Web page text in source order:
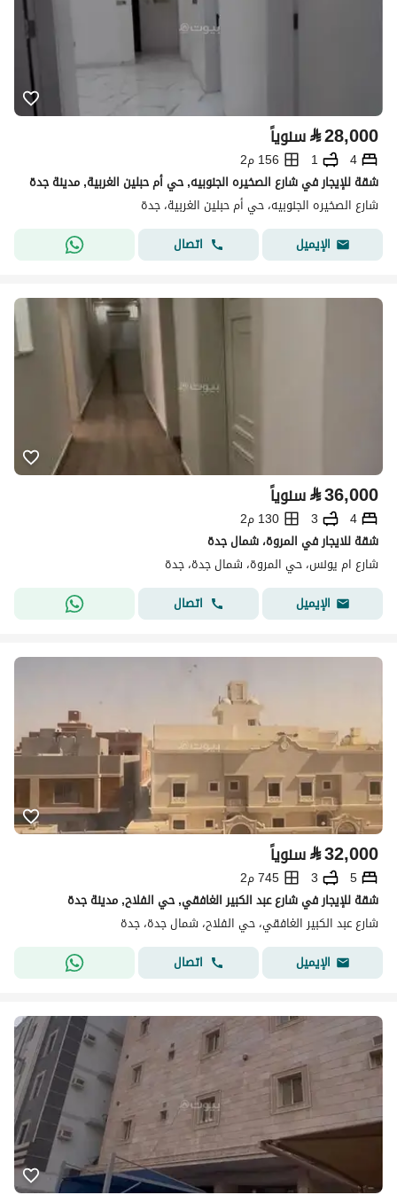
⃁28,000 سنوياً
4
1
156 م2
شقة للإيجار في شارع الصخيره الجنوبيه, حي أم حبلين الغربية, مدينة جدة
شارع الصخيره الجنوبيه، حي أم حبلين الغربية، جدة
الإيميل
اتصال
⃁36,000 سنوياً
4
3
130 م2
شقة للايجار في المروة، شمال جدة
شارع ام يونس، حي المروة، شمال جدة، جدة
الإيميل
اتصال
⃁32,000 سنوياً
5
3
745 م2
شقة للإيجار في شارع عبد الكبير الغافقي, حي الفلاح, مدينة جدة
شارع عبد الكبير الغافقي، حي الفلاح، شمال جدة، جدة
الإيميل
اتصال